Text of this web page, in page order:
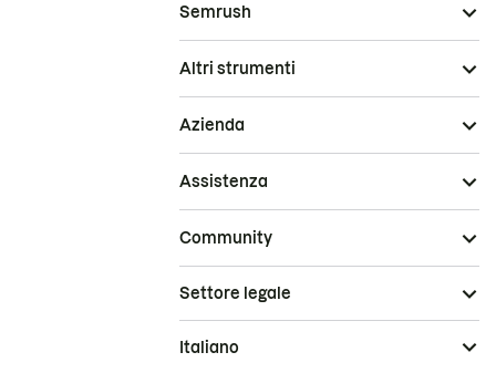
Semrush
Altri strumenti
Azienda
Assistenza
Community
Settore legale
Italiano